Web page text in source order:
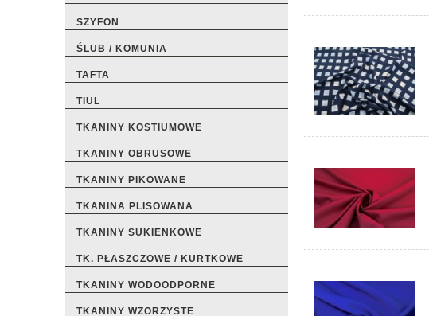
SZYFON
ŚLUB / KOMUNIA
TAFTA
TIUL
TKANINY KOSTIUMOWE
TKANINY OBRUSOWE
TKANINY PIKOWANE
TKANINA PLISOWANA
TKANINY SUKIENKOWE
TK. PŁASZCZOWE / KURTKOWE
TKANINY WODOODPORNE
TKANINY WZORZYSTE